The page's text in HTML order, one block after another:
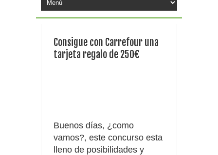
Fuze Tea regala 100 premios al día
Consigue una Nintendo Switch y un viaje con Enjoy
Consigue con Carrefour una
tarjeta regalo de 250€
Buenos días, ¿como
vamos?, este concurso esta
lleno de posibilidades y